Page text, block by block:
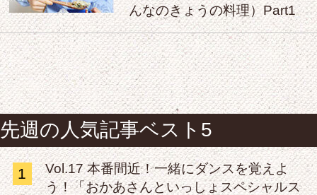
んなのきょうの料理）Part1
先週の人気記事ベスト5
1
Vol.17 本番間近！一緒にダンスを覚えよ
う！「おかあさんといっしょスペシャルス